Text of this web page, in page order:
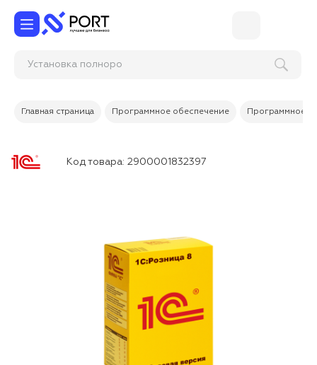
Установка полноросто
Главная страница Программное обеспечение Программное
Код товара: 2900001832397